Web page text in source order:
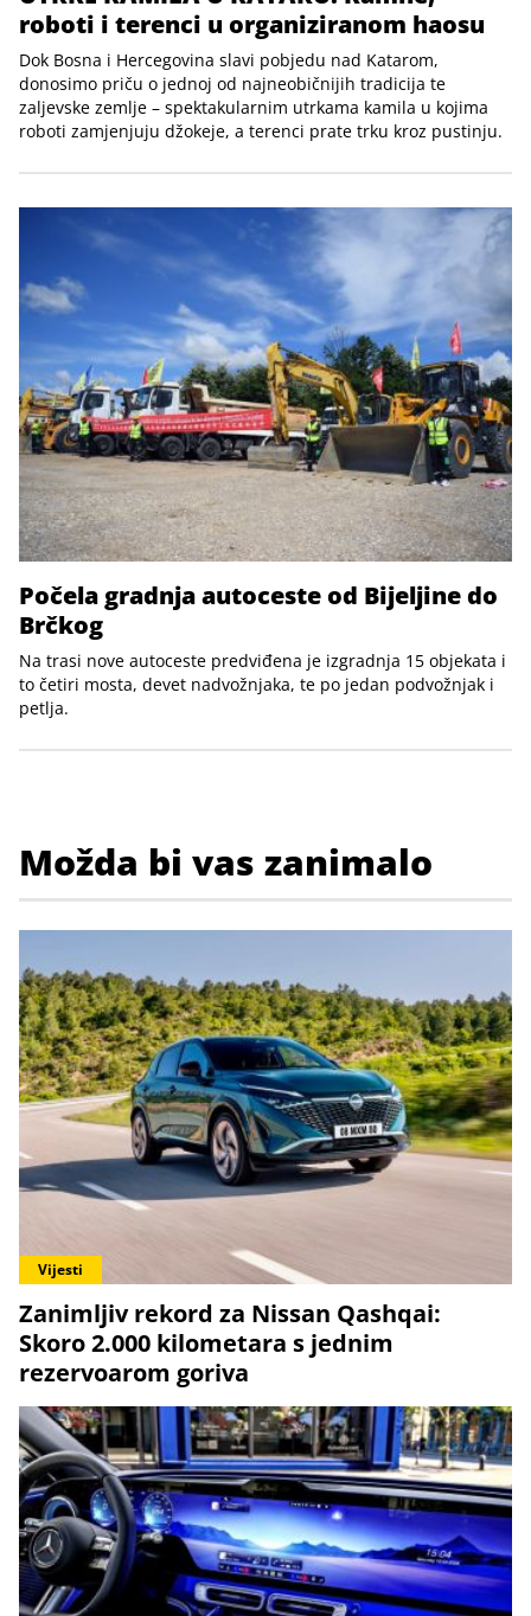
roboti i terenci u organiziranom haosu
Dok Bosna i Hercegovina slavi pobjedu nad Katarom,
donosimo priču o jednoj od najneobičnijih tradicija te
zaljevske zemlje – spektakularnim utrkama kamila u kojima
roboti zamjenjuju džokeje, a terenci prate trku kroz pustinju.
Počela gradnja autoceste od Bijeljine do
Brčkog
Na trasi nove autoceste predviđena je izgradnja 15 objekata i
to četiri mosta, devet nadvožnjaka, te po jedan podvožnjak i
petlja.
Možda bi vas zanimalo
Vijesti
Zanimljiv rekord za Nissan Qashqai:
Skoro 2.000 kilometara s jednim
rezervoarom goriva